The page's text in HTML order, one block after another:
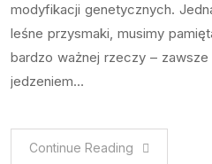
modyfikacji genetycznych.
leśne przysmaki, musimy
bardzo ważnej rzeczy –
jedzeniem…
Continue Reading